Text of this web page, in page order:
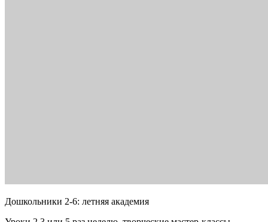
Дошкольники 2-6: летняя академия